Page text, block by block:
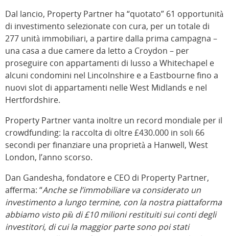
Dal lancio, Property Partner ha “quotato” 61 opportunità
di investimento selezionate con cura, per un totale di
277 unità immobiliari, a partire dalla prima campagna –
una casa a due camere da letto a Croydon – per
proseguire con appartamenti di lusso a Whitechapel e
alcuni condomini nel Lincolnshire e a Eastbourne fino a
nuovi slot di appartamenti nelle West Midlands e nel
Hertfordshire.
Property Partner vanta inoltre un record mondiale per il
crowdfunding: la raccolta di oltre £430.000 in soli 66
secondi per finanziare una proprietà a Hanwell, West
London, l’anno scorso.
Dan Gandesha, fondatore e CEO di Property Partner,
afferma: “Anche se l’immobiliare va considerato un
investimento a lungo termine, con la nostra piattaforma
abbiamo visto più di £10 milioni restituiti sui conti degli
investitori, di cui la maggior parte sono poi stati